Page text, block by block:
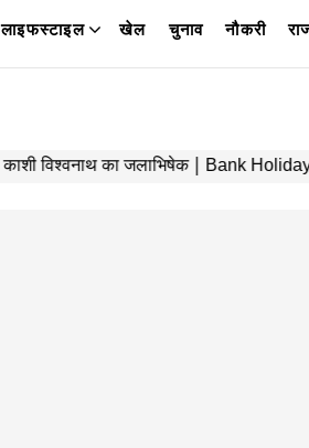
लाइफस्टाइल खेल चुनाव नौकरी